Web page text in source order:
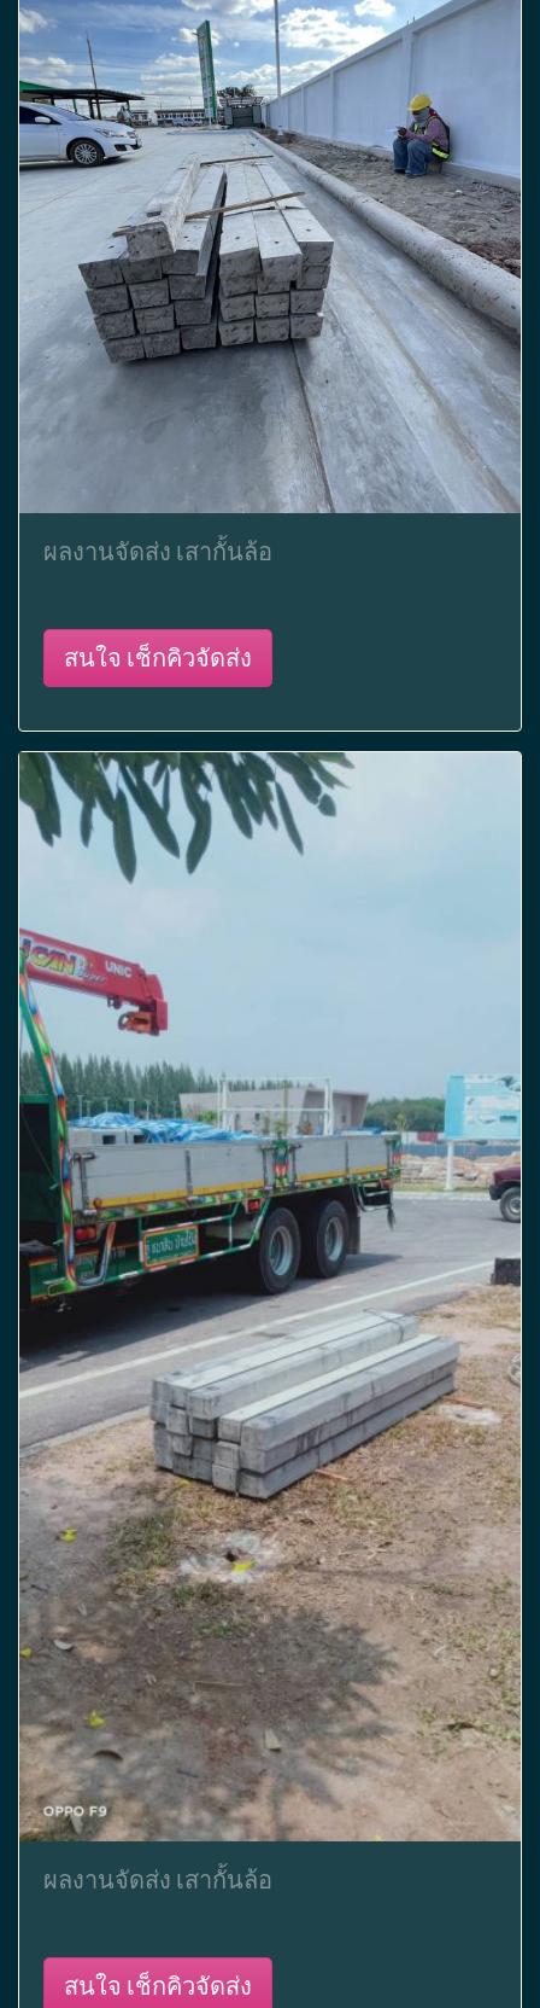
ผลงานจัดส่ง เสากั้นล้อ
สนใจ เช็กคิวจัดส่ง
ผลงานจัดส่ง เสากั้นล้อ
สนใจ เช็กคิวจัดส่ง